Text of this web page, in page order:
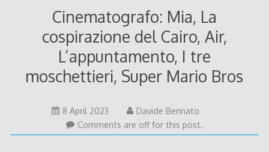
Cinematografo: Mia, La
cospirazione del Cairo, Air,
L’appuntamento, I tre
moschettieri, Super Mario Bros
8 April 2023
Davide Bennato
Comments are off for this post.